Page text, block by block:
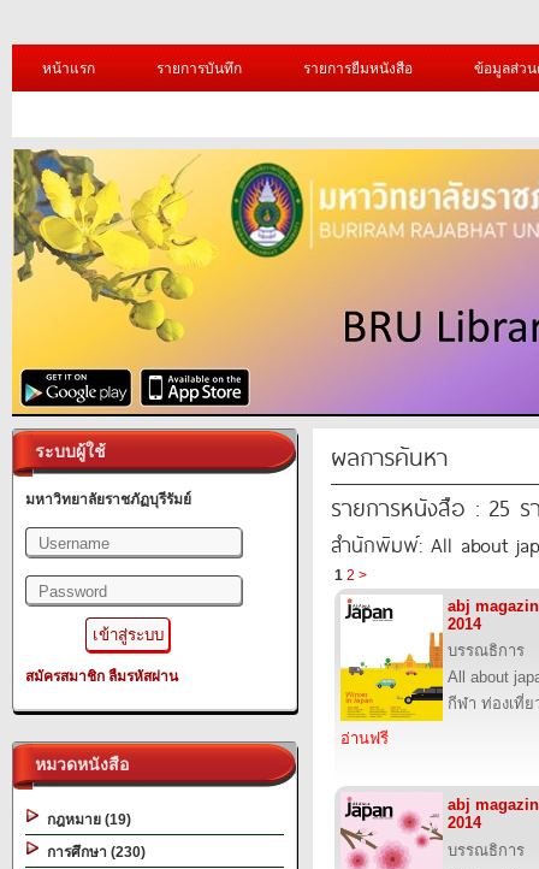
หน้าแรก รายการบันทึก รายการยืมหนังสือ ข้อมูลส่ว
ระบบผู้ใช้
มหาวิทยาลัยราชภัฏบุรีรัมย์
สมัครสมาชิก ลืมรหัสผ่าน
หมวดหนังสือ
กฎหมาย (19)
การศึกษา (230)
ผลการค้นหา
รายการหนังสือ : 25 ร
สำนักพิมพ์: All about
1 2 >
abj
2014
บรรณธิการ
All about
กีฬา ท่องเที่
อ่านฟรี
abj
2014
บรรณธิการ